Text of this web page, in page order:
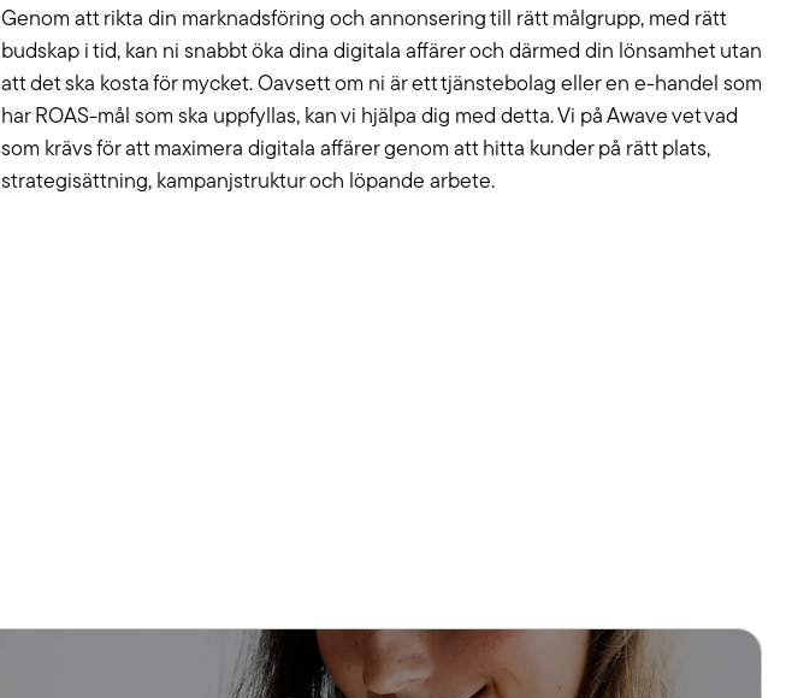
Genom att rikta din marknadsföring och annonsering till rätt målgrupp, med rätt
budskap i tid, kan ni snabbt öka dina digitala affärer och därmed din lönsamhet utan
att det ska kosta för mycket. Oavsett om ni är ett tjänstebolag eller en e-handel som
har ROAS-mål som ska uppfyllas, kan vi hjälpa dig med detta. Vi på Awave vet vad
som krävs för att maximera digitala affärer genom att hitta kunder på rätt plats,
strategisättning, kampanjstruktur och löpande arbete.